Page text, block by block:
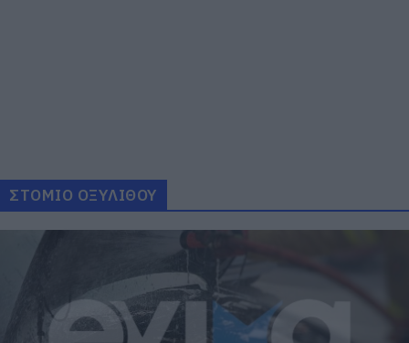
ΣΤΟΜΙΟ ΟΞΥΛΙΘΟΥ